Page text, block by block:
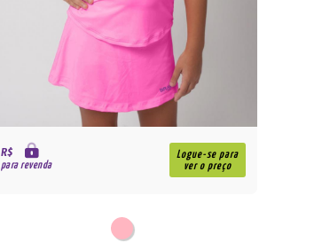
R$
para revenda
Logue-se para
ver o preço